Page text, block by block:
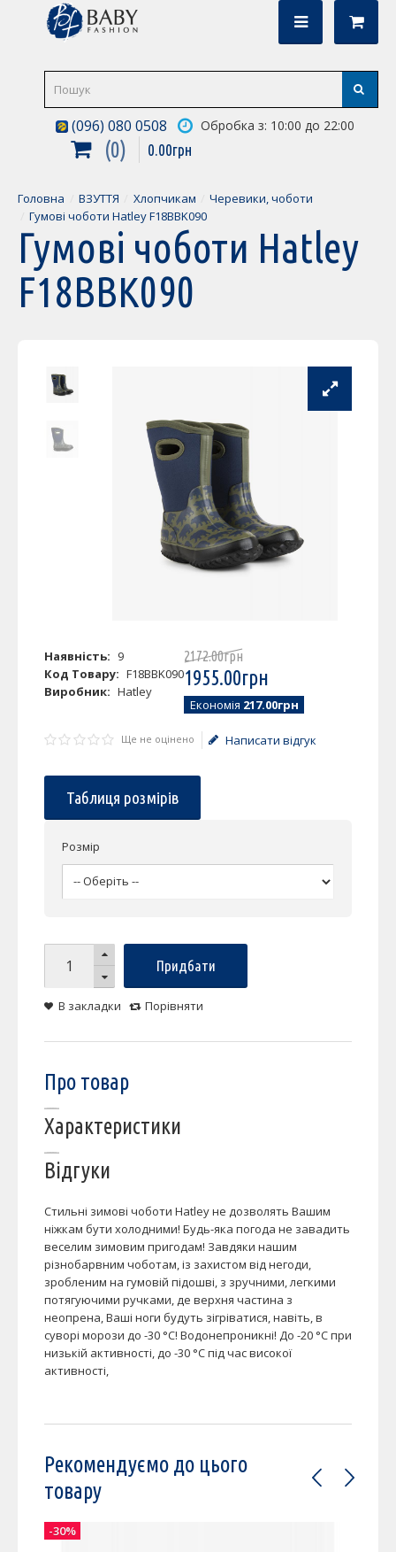
(096) 080 0508 Обробка з: 10:00 до 22:00
0 0.00грн
Головна ВЗУТТЯ Хлопчикам
Черевики, чоботи
Гумові чоботи Hatley F18BBK090
Гумові чоботи Hatley
F18BBK090
Наявність: 9
Код Товару: F18BBK090
Виробник: Hatley
2172.00грн
1955.00грн
Економія 217.00грн
Ще не оцінено Написати відгук
Таблиця розмірів
Розмір
Придбати
В закладки Порівняти
Про товар
Характеристики
Відгуки
Стильні зимові чоботи Hatley не дозволять Вашим
ніжкам бути холодними! Будь-яка погода не завадить
веселим зимовим пригодам! Завдяки нашим
різнобарвним чоботам, із захистом від негоди,
зробленим на гумовій підошві, з зручними, легкими
потягуючими ручками, де верхня частина з
неопрена, Ваші ноги будуть зігріватися, навіть, в
суворі морози до -30 °C! Водонепроникні! До -20 °C при
низькій активності, до -30 °C під час високої
активності,
Рекомендуємо до цього
товару
-30%